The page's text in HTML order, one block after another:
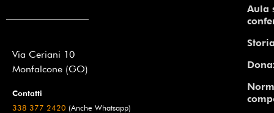
Via Ceriani 10
Monfalcone (GO)
Contatti
338 377 2420 (Anche Whatsapp)
Aula